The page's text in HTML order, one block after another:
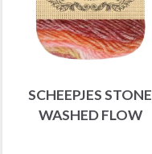
SCHEEPJES STONE
WASHED FLOW